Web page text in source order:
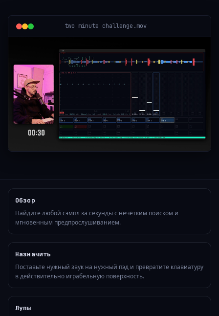
two minute challenge.mov
Обзор
Найдите любой сэмпл за секунды с нечётким поиском и
мгновенным предпрослушиванием.
Назначить
Поставьте нужный звук на нужный пэд и превратите клавиатуру
в действительно играбельную поверхность.
Лупы